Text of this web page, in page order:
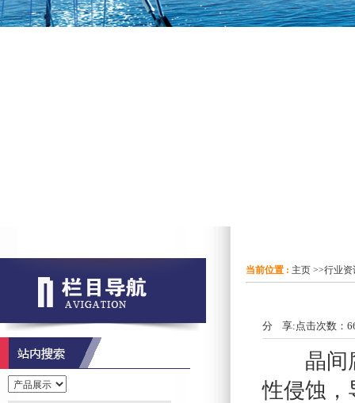
当前位置 : 主页 >>行业资
点击次数：
分 享:
晶间腐
性侵蚀，